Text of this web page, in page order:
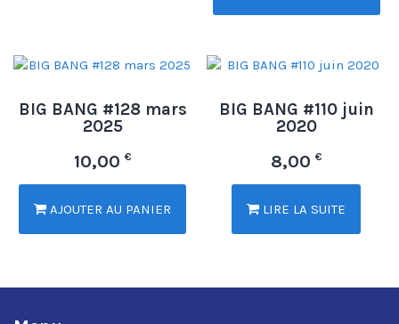
BIG BANG #128 mars
2025
10,00 €
AJOUTER AU PANIER
BIG BANG #110 juin
2020
8,00 €
LIRE LA SUITE